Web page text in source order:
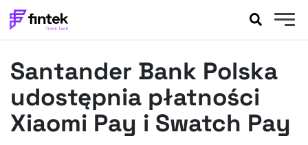
BANKOWOŚĆ
EVENTY
FELIETONY
WYWIADY
Santander Bank Polska
udostępnia płatności
Xiaomi Pay i Swatch Pay